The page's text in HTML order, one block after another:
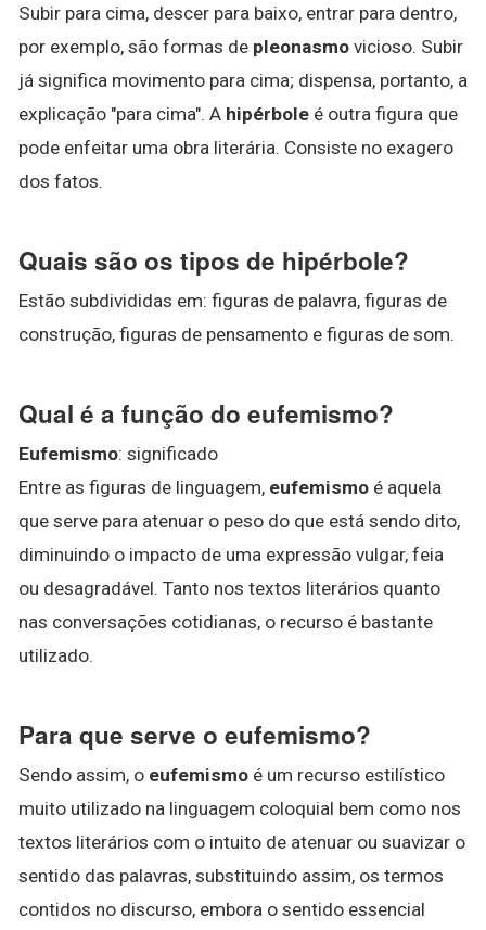
Subir para cima, descer para baixo, entrar para dentro,
por exemplo, são formas de pleonasmo vicioso. Subir
já significa movimento para cima; dispensa, portanto, a
explicação "para cima". A hipérbole é outra figura que
pode enfeitar uma obra literária. Consiste no exagero
dos fatos.
Quais são os tipos de hipérbole?
Estão subdivididas em: figuras de palavra, figuras de
construção, figuras de pensamento e figuras de som.
Qual é a função do eufemismo?
Eufemismo: significado
Entre as figuras de linguagem, eufemismo é aquela
que serve para atenuar o peso do que está sendo dito,
diminuindo o impacto de uma expressão vulgar, feia
ou desagradável. Tanto nos textos literários quanto
nas conversações cotidianas, o recurso é bastante
utilizado.
Para que serve o eufemismo?
Sendo assim, o eufemismo é um recurso estilístico
muito utilizado na linguagem coloquial bem como nos
textos literários com o intuito de atenuar ou suavizar o
sentido das palavras, substituindo assim, os termos
contidos no discurso, embora o sentido essencial